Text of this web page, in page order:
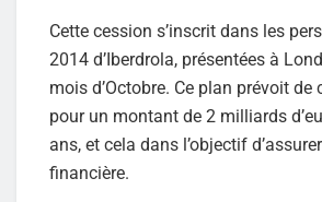
Cette cession s’inscrit dans les
2014 d’Iberdrola, présentées à
mois d’Octobre. Ce plan prévoit de
pour un montant de 2 milliards
ans, et cela dans l’objectif
financière.